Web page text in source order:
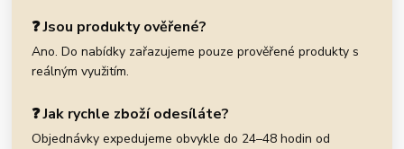
❓ Jsou produkty ověřené?
Ano. Do nabídky zařazujeme pouze prověřené produkty s
reálným využitím.
❓ Jak rychle zboží odesíláte?
Objednávky expedujeme obvykle do 24–48 hodin od